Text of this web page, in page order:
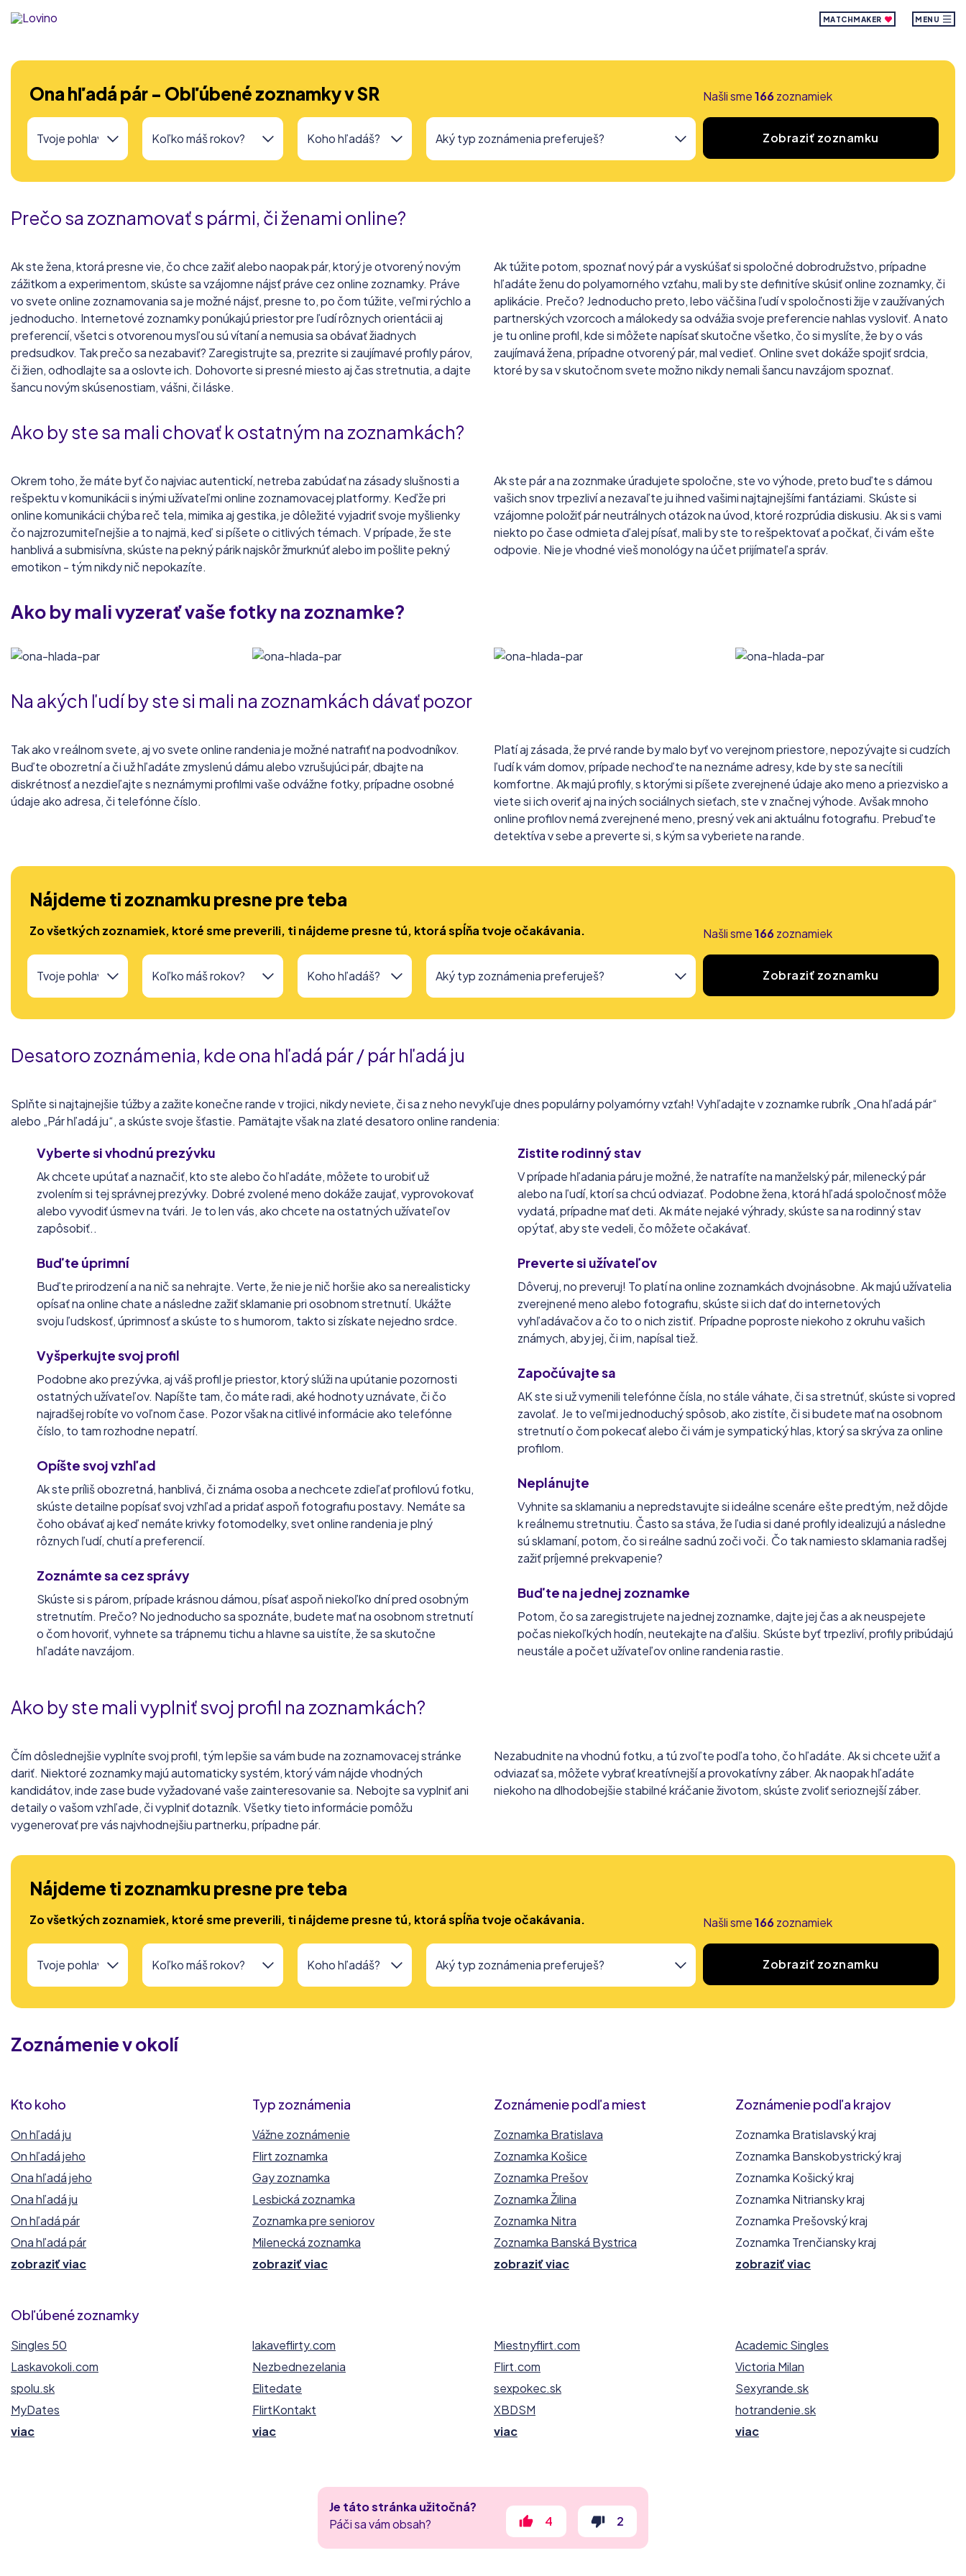
MATCHMAKER MENU
Ona hľadá pár - Obľúbené zoznamky v SR Našli sme166zoznamiek
Zobraziť zoznamku
Prečo sa zoznamovať s pármi, či ženami online?
Ak ste žena, ktorá presne vie, čo chce zažiť alebo naopak pár, ktorý je otvorený novým
zážitkom a experimentom, skúste sa vzájomne nájsť práve cez online zoznamky. Práve
vo svete online zoznamovania sa je možné nájsť, presne to, po čom túžite, veľmi rýchlo a
jednoducho. Internetové zoznamky ponúkajú priestor pre ľudí rôznych orientácii aj
preferencií, všetci s otvorenou mysľou sú vítaní a nemusia sa obávať žiadnych
predsudkov. Tak prečo sa nezabaviť? Zaregistrujte sa, prezrite si zaujímavé profily párov,
či žien, odhodlajte sa a oslovte ich. Dohovorte si presné miesto aj čas stretnutia, a dajte
šancu novým skúsenostiam, vášni, či láske.
Ak túžite potom, spoznať nový pár a vyskúšať si spoločné dobrodružstvo, prípadne
hľadáte ženu do polyamorného vzťahu, mali by ste definitíve skúsiť online zoznamky, či
aplikácie. Prečo? Jednoducho preto, lebo väčšina ľudí v spoločnosti žije v zaužívaných
partnerských vzorcoch a málokedy sa odvážia svoje preferencie nahlas vysloviť. A nato
je tu online profil, kde si môžete napísať skutočne všetko, čo si myslíte, že by o vás
zaujímavá žena, prípadne otvorený pár, mal vedieť. Online svet dokáže spojiť srdcia,
ktoré by sa v skutočnom svete možno nikdy nemali šancu navzájom spoznať.
Ako by ste sa mali chovať k ostatným na zoznamkách?
Okrem toho, že máte byť čo najviac autentickí, netreba zabúdať na zásady slušnosti a
rešpektu v komunikácii s inými užívateľmi online zoznamovacej platformy. Keďže pri
online komunikácii chýba reč tela, mimika aj gestika, je dôležité vyjadriť svoje myšlienky
čo najzrozumiteľnejšie a to najmä, keď si píšete o citlivých témach. V prípade, že ste
hanblivá a submisívna, skúste na pekný párik najskôr žmurknúť alebo im pošlite pekný
emotikon - tým nikdy nič nepokazíte.
Ak ste pár a na zoznmake úradujete spoločne, ste vo výhode, preto buďte s dámou
vašich snov trpezliví a nezavaľte ju ihned vašimi najtajnejšími fantáziami. Skúste si
vzájomne položiť pár neutrálnych otázok na úvod, ktoré rozprúdia diskusiu. Ak si s vami
niekto po čase odmieta ďalej písať, mali by ste to rešpektovať a počkať, či vám ešte
odpovie. Nie je vhodné vieš monológy na účet prijímateľa správ.
Ako by mali vyzeraťvaše fotky na zoznamke?
Na akých ľudí by ste si mali na zoznamkách dávať pozor
Tak ako v reálnom svete, aj vo svete online randenia je možné natrafiť na podvodníkov.
Buďte obozretní a či už hľadáte zmyslenú dámu alebo vzrušujúci pár, dbajte na
diskrétnosť a nezdieľajte s neznámymi profilmi vaše odvážne fotky, prípadne osobné
údaje ako adresa, či telefónne číslo.
Platí aj zásada, že prvé rande by malo byť vo verejnom priestore, nepozývajte si cudzích
ľudí k vám domov, prípade nechoďte na neznáme adresy, kde by ste sa necítili
komfortne. Ak majú profily, s ktorými si píšete zverejnené údaje ako meno a priezvisko a
viete si ich overiť aj na iných sociálnych sieťach, ste v značnej výhode. Avšak mnoho
online profilov nemá zverejnené meno, presný vek ani aktuálnu fotografiu. Prebuďte
detektíva v sebe a preverte si, s kým sa vyberiete na rande.
Nájdeme ti zoznamku presne pre teba
Zo všetkých zoznamiek, ktoré sme preverili, ti nájdeme presne tú, ktorá spĺňa tvoje očakávania. Našli sme166zoznamiek
Zobraziť zoznamku
Desatoro zoznámenia, kde ona hľadá pár / pár hľadá ju
Splňte si najtajnejšie túžby a zažite konečne rande v trojici, nikdy neviete, či sa z neho nevykľuje dnes populárny polyamórny vzťah! Vyhľadajte v zoznamke rubrík „Ona hľadá pár“
alebo „Pár hľadá ju“, a skúste svoje šťastie. Pamätajte však na zlaté desatoro online randenia:
Vyberte si vhodnú prezývku
Ak chcete upútať a naznačiť, kto ste alebo čo hľadáte, môžete to urobiť už
zvolením si tej správnej prezývky. Dobré zvolené meno dokáže zaujať, vyprovokovať
alebo vyvodiť úsmev na tvári. Je to len vás, ako chcete na ostatných užívateľov
zapôsobiť..
Buďte úprimní
Buďte prirodzení a na nič sa nehrajte. Verte, že nie je nič horšie ako sa nerealisticky
opísať na online chate a následne zažiť sklamanie pri osobnom stretnutí. Ukážte
svoju ľudskosť, úprimnosť a skúste to s humorom, takto si získate nejedno srdce.
Vyšperkujte svoj profil
Podobne ako prezývka, aj váš profil je priestor, ktorý slúži na upútanie pozornosti
ostatných užívateľov. Napíšte tam, čo máte radi, aké hodnoty uznávate, či čo
najradšej robíte vo voľnom čase. Pozor však na citlivé informácie ako telefónne
číslo, to tam rozhodne nepatrí.
Opíšte svoj vzhľad
Ak ste príliš obozretná, hanblivá, či známa osoba a nechcete zdieľať profilovú fotku,
skúste detailne popísať svoj vzhľad a pridať aspoň fotografiu postavy. Nemáte sa
čoho obávať aj keď nemáte krivky fotomodelky, svet online randenia je plný
rôznych ľudí, chutí a preferencií.
Zoznámte sa cez správy
Skúste si s párom, prípade krásnou dámou, písať aspoň niekoľko dní pred osobným
stretnutím. Prečo? No jednoducho sa spoznáte, budete mať na osobnom stretnutí
o čom hovoriť, vyhnete sa trápnemu tichu a hlavne sa uistíte, že sa skutočne
hľadáte navzájom.
Zistite rodinný stav
V prípade hľadania páru je možné, že natrafíte na manželský pár, milenecký pár
alebo na ľudí, ktorí sa chcú odviazať. Podobne žena, ktorá hľadá spoločnosť môže
vydatá, prípadne mať deti. Ak máte nejaké výhrady, skúste sa na rodinný stav
opýtať, aby ste vedeli, čo môžete očakávať.
Preverte si užívateľov
Dôveruj, no preveruj! To platí na online zoznamkách dvojnásobne. Ak majú užívatelia
zverejnené meno alebo fotografiu, skúste si ich dať do internetových
vyhľadávačov a čo to o nich zistiť. Prípadne poproste niekoho z okruhu vašich
známych, aby jej, či im, napísal tiež.
Započúvajte sa
AK ste si už vymenili telefónne čísla, no stále váhate, či sa stretnúť, skúste si vopred
zavolať. Je to veľmi jednoduchý spôsob, ako zistíte, či si budete mať na osobnom
stretnutí o čom pokecať alebo či vám je sympatický hlas, ktorý sa skrýva za online
profilom.
Neplánujte
Vyhnite sa sklamaniu a nepredstavujte si ideálne scenáre ešte predtým, než dôjde
k reálnemu stretnutiu. Často sa stáva, že ľudia si dané profily idealizujú a následne
sú sklamaní, potom, čo si reálne sadnú zoči voči. Čo tak namiesto sklamania radšej
zažiť príjemné prekvapenie?
Buďte na jednej zoznamke
Potom, čo sa zaregistrujete na jednej zoznamke, dajte jej čas a ak neuspejete
počas niekoľkých hodín, neutekajte na ďalšiu. Skúste byť trpezliví, profily pribúdajú
neustále a počet užívateľov online randenia rastie.
Ako by ste mali vyplniť svoj profil na zoznamkách?
Čím dôslednejšie vyplníte svoj profil, tým lepšie sa vám bude na zoznamovacej stránke
dariť. Niektoré zoznamky majú automaticky systém, ktorý vám nájde vhodných
kandidátov, inde zase bude vyžadované vaše zainteresovanie sa. Nebojte sa vyplniť ani
detaily o vašom vzhľade, či vyplniť dotazník. Všetky tieto informácie pomôžu
vygenerovať pre vás najvhodnejšiu partnerku, prípadne pár.
Nezabudnite na vhodnú fotku, a tú zvoľte podľa toho, čo hľadáte. Ak si chcete užiť a
odviazať sa, môžete vybrať kreatívnejší a provokatívny záber. Ak naopak hľadáte
niekoho na dlhodobejšie stabilné kráčanie životom, skúste zvoliť serioznejší záber.
Nájdeme ti zoznamku presne pre teba
Zo všetkých zoznamiek, ktoré sme preverili, ti nájdeme presne tú, ktorá spĺňa tvoje očakávania. Našli sme166zoznamiek
Zobraziť zoznamku
Zoznámenie v okolí
Kto koho
On hľadá ju
On hľadá jeho
Ona hľadá jeho
Ona hľadá ju
On hľadá pár
Ona hľadá pár
zobraziť viac
Typ zoznámenia
Vážne zoznámenie
Flirt zoznamka
Gay zoznamka
Lesbická zoznamka
Zoznamka pre seniorov
Milenecká zoznamka
zobraziť viac
Zoznámenie podľa miest
Zoznamka Bratislava
Zoznamka Košice
Zoznamka Prešov
Zoznamka Žilina
Zoznamka Nitra
Zoznamka Banská Bystrica
zobraziť viac
Zoznámenie podľa krajov
Zoznamka Bratislavský kraj
Zoznamka Banskobystrický kraj
Zoznamka Košický kraj
Zoznamka Nitriansky kraj
Zoznamka Prešovský kraj
Zoznamka Trenčiansky kraj
zobraziť viac
Obľúbené zoznamky
Singles 50
Laskavokoli.com
spolu.sk
MyDates
viac
lakaveflirty.com
Nezbednezelania
Elitedate
FlirtKontakt
viac
Miestnyflirt.com
Flirt.com
sexpokec.sk
XBDSM
viac
Academic Singles
Victoria Milan
Sexyrande.sk
hotrandenie.sk
viac
Je táto stránka užitočná?
Páči sa vám obsah?
4 2